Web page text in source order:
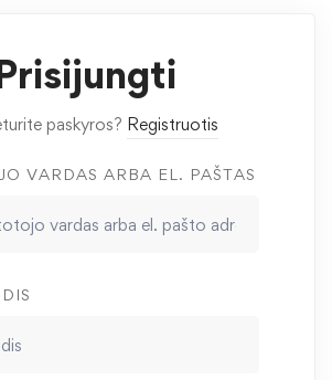
paskyros? Registruotis
VARDAS ARBA EL. PAŠTAS